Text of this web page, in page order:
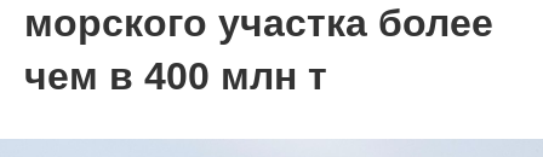
морского участка более
чем в 400 млн т